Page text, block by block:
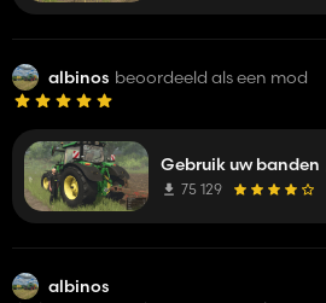
albinos beoordeeld als een mod
Gebruik uw banden
75 129
albinos